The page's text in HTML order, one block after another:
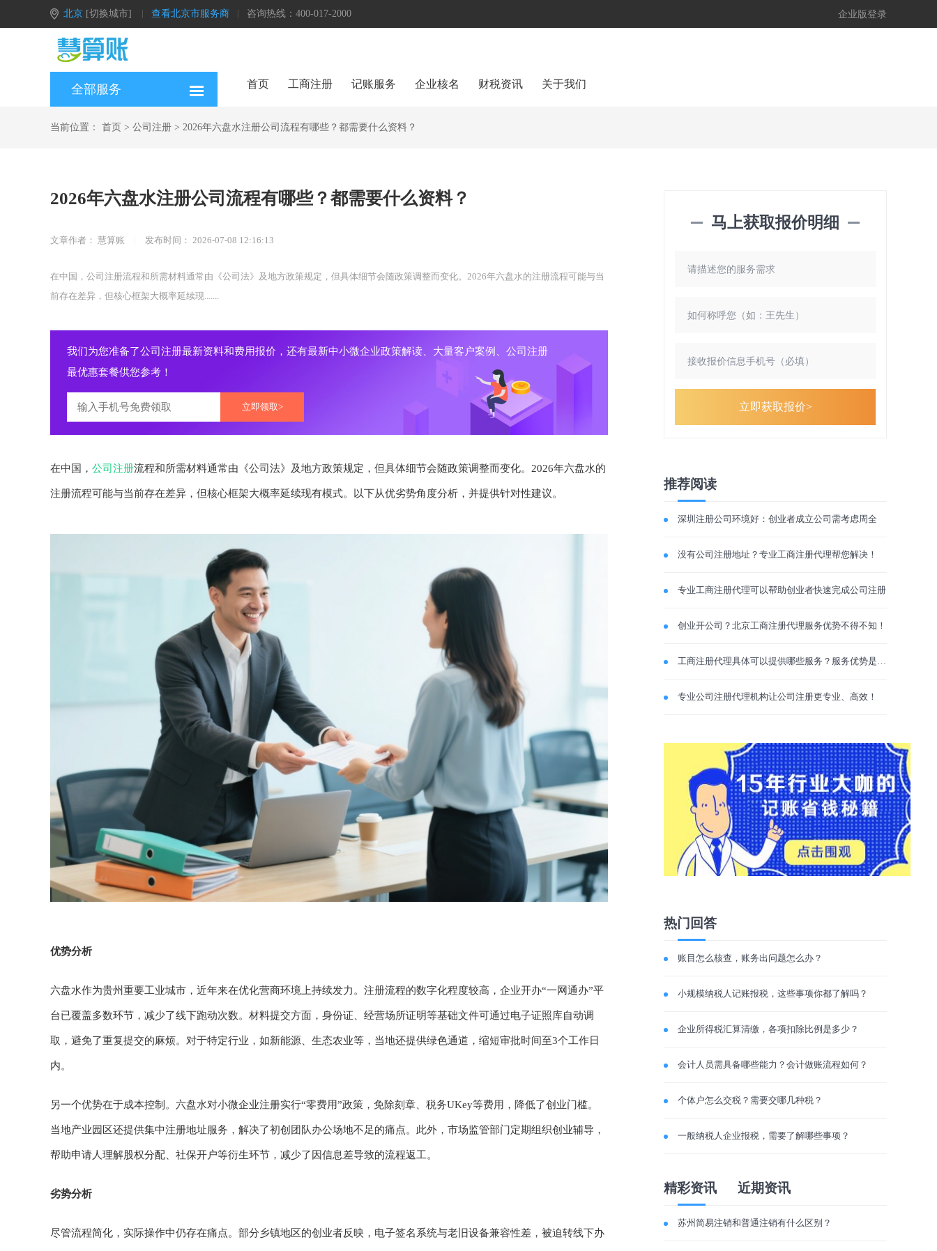
北京 [切换城市] 查看北京市服务商 咨询热线：400-017-2000 企业版登录
全部服务 首页 工商注册 记账服务 企业核名 财税资讯 关于我们
当前位置： 首页 > 公司注册 > 2026年六盘水注册公司流程有哪些？都需要什么资料？
2026年六盘水注册公司流程有哪些？都需要什么资料？
文章作者： 慧算账 发布时间： 2026-07-08 12:16:13
在中国，公司注册流程和所需材料通常由《公司法》及地方政策规定，但具体细节会随政策调整而变化。2026年六盘水的注册流程可能与当
前存在差异，但核心框架大概率延续现.......
我们为您准备了公司注册最新资料和费用报价，还有最新中小微企业政策解读、大量客户案例、公司注册
最优惠套餐供您参考！
立即领取>
在中国， 公司注册流程和所需材料通常由《公司法》及地方政策规定，但具体细节会随政策调整而变化。2026年六盘水的
注册流程可能与当前存在差异，但核心框架大概率延续现有模式。以下从优劣势角度分析，并提供针对性建议。
优势分析
六盘水作为贵州重要工业城市，近年来在优化营商环境上持续发力。注册流程的数字化程度较高，企业开办“一网通办”平
台已覆盖多数环节，减少了线下跑动次数。材料提交方面，身份证、经营场所证明等基础文件可通过电子证照库自动调
取，避免了重复提交的麻烦。对于特定行业，如新能源、生态农业等，当地还提供绿色通道，缩短审批时间至3个工作日
内。
另一个优势在于成本控制。六盘水对小微企业注册实行“零费用”政策，免除刻章、税务UKey等费用，降低了创业门槛。
当地产业园区还提供集中注册地址服务，解决了初创团队办公场地不足的痛点。此外，市场监管部门定期组织创业辅导，
帮助申请人理解股权分配、社保开户等衍生环节，减少了因信息差导致的流程返工。
劣势分析
尽管流程简化，实际操作中仍存在痛点。部分乡镇地区的创业者反映，电子签名系统与老旧设备兼容性差，被迫转线下办
马上获取报价明细
立即获取报价>
推荐阅读
深圳注册公司环境好：创业者成立公司需考虑周全
没有公司注册地址？专业工商注册代理帮您解决！
专业工商注册代理可以帮助创业者快速完成公司注册
创业开公司？北京工商注册代理服务优势不得不知！
工商注册代理具体可以提供哪些服务？服务优势是什么？
专业公司注册代理机构让公司注册更专业、高效！
热门回答
账目怎么核查，账务出问题怎么办？
小规模纳税人记账报税，这些事项你都了解吗？
企业所得税汇算清缴，各项扣除比例是多少？
会计人员需具备哪些能力？会计做账流程如何？
个体户怎么交税？需要交哪几种税？
一般纳税人企业报税，需要了解哪些事项？
精彩资讯 近期资讯
苏州简易注销和普通注销有什么区别？